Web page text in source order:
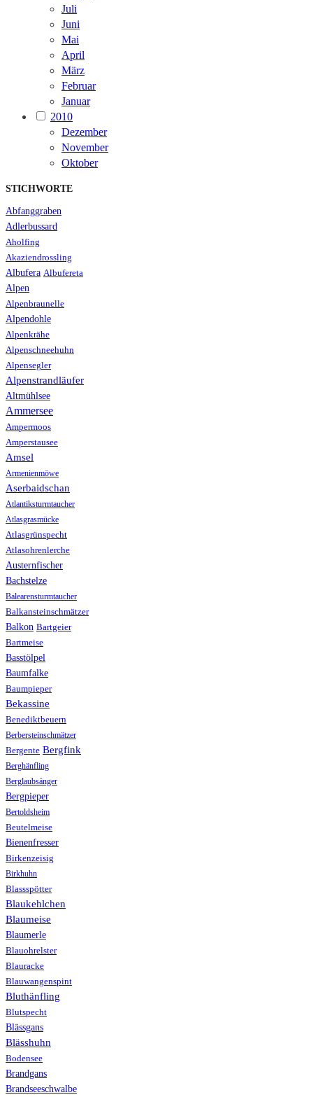
Juli
Juni
Mai
April
März
Februar
Januar
2010
Dezember
November
Oktober
STICHWORTE
Abfanggraben
Adlerbussard
Aholfing
Akaziendrossling
Albufera Albufereta
Alpen
Alpenbraunelle
Alpendohle
Alpenkrähe
Alpenschneehuhn
Alpensegler
Alpenstrandläufer
Altmühlsee
Ammersee
Ampermoos
Amperstausee
Amsel
Armenienmöwe
Aserbaidschan
Atlantiksturmtaucher
Atlasgrasmücke
Atlasgrünspecht
Atlasohrenlerche
Austernfischer
Bachstelze
Balearensturmtaucher
Balkansteinschmätzer
Balkon Bartgeier
Bartmeise
Basstölpel
Baumfalke
Baumpieper
Bekassine
Benediktbeuern
Berbersteinschmätzer
Bergente Bergfink
Berghänfling
Berglaubsänger
Bergpieper
Bertoldsheim
Beutelmeise
Bienenfresser
Birkenzeisig
Birkhuhn
Blassspötter
Blaukehlchen
Blaumeise
Blaumerle
Blauohrelster
Blauracke
Blauwangenspint
Bluthänfling
Blutspecht
Blässgans
Blässhuhn
Bodensee
Brandgans
Brandseeschwalbe